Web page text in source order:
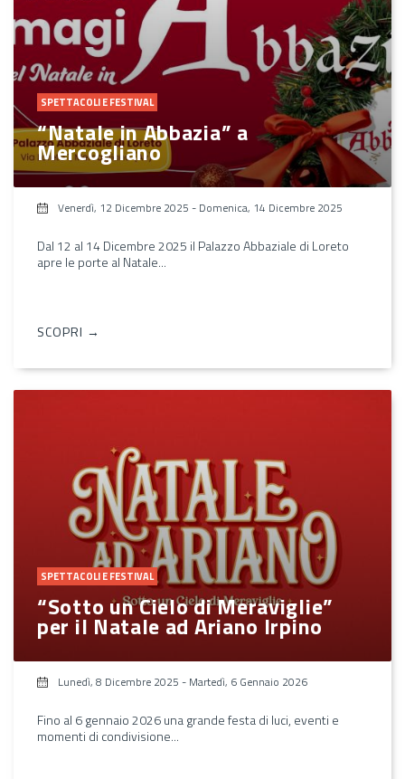
SPETTACOLI E FESTIVAL
“Natale in Abbazia” a
Mercogliano
Venerdì, 12 Dicembre 2025 - Domenica, 14 Dicembre 2025
Dal 12 al 14 Dicembre 2025 il Palazzo Abbaziale di Loreto
apre le porte al Natale...
SCOPRI →
SPETTACOLI E FESTIVAL
“Sotto un Cielo di Meraviglie”
per il Natale ad Ariano Irpino
Lunedì, 8 Dicembre 2025 - Martedì, 6 Gennaio 2026
Fino al 6 gennaio 2026 una grande festa di luci, eventi e
momenti di condivisione...